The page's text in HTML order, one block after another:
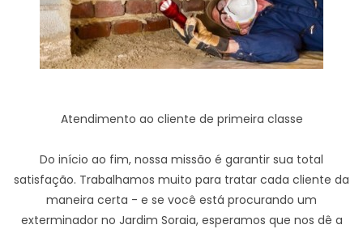
Atendimento ao cliente de primeira classe
Do início ao fim, nossa missão é garantir sua total
satisfação. Trabalhamos muito para tratar cada cliente da
maneira certa - e se você está procurando um
exterminador no Jardim Soraia, esperamos que nos dê a